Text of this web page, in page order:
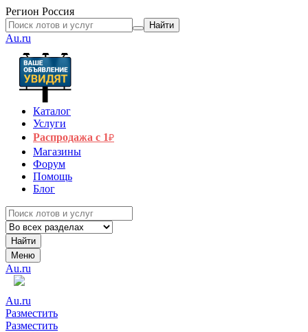
Регион Россия
Найти
Au.ru
Каталог
Услуги
Распродажа с 1₽
Магазины
Форум
Помощь
Блог
Найти
Меню
Au.ru
Au.ru
Разместить
Разместить